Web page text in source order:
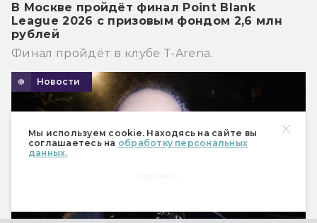
Мы используем cookie. Находясь на сайте вы
соглашаетесь на обработку персональных
данных.
В Москве пройдёт финал Point Blank
League 2026 с призовым фондом 2,6 млн
рублей
Финал пройдёт в клубе T-Arena.
Новости